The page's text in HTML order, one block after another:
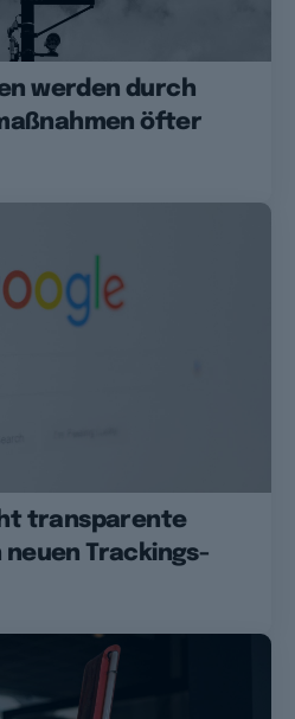
werden durch
öfter
transparente
neuen Trackings-